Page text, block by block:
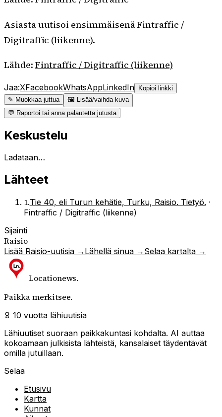
Asiasta uutisoi ensimmäisenä Fintraffic /
Digitraffic (liikenne).
Lähde: Fintraffic / Digitraffic (liikenne)
Jaa:XFacebookWhatsAppLinkedIn
Kopioi linkki
✎ Muokkaa juttua
🖼 Lisää/vaihda kuva
💬 Raportoi tai anna palautetta jutusta
Keskustelu
Ladataan…
Lähteet
1.Tie 40, eli Turun kehätie, Turku, Raisio. Tietyö. ·
Fintraffic / Digitraffic (liikenne)
Sijainti
Raisio
Lisää Raisio-uutisia → Lähellä sinua → Selaa kartalta →
Locationews.
Paikka merkitsee.
10 vuotta lähiuutisia
Lähiuutiset suoraan paikkakuntasi kohdalta. AI auttaa
kokoamaan julkisista lähteistä, kansalaiset täydentävät
omilla jutuillaan.
Selaa
Etusivu
Kartta
Kunnat